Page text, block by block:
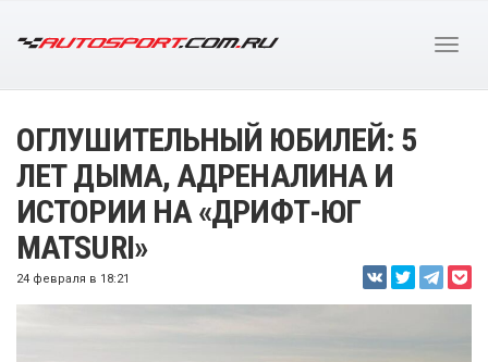
ОГЛУШИТЕЛЬНЫЙ ЮБИЛЕЙ: 5
ЛЕТ ДЫМА, АДРЕНАЛИНА И
ИСТОРИИ НА «ДРИФТ-ЮГ
MATSURI»
24 февраля в 18:21